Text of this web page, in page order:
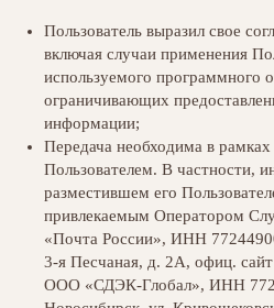
Пользователь выразил свое
включая случаи применения
используемого программного
ограничивающих
информации;
Передача необходима в
Пользователем. В частности,
разместившем его
привлекаемым Оператором
«Почта России», ИНН
3-я Песчаная, д. 2А, офиц.
ООО «СДЭК-Глобал», ИНН